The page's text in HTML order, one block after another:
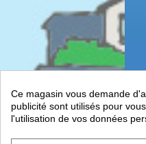
Ce magasin vous demande
publicité sont utilisés pour
l'utilisation de vos données